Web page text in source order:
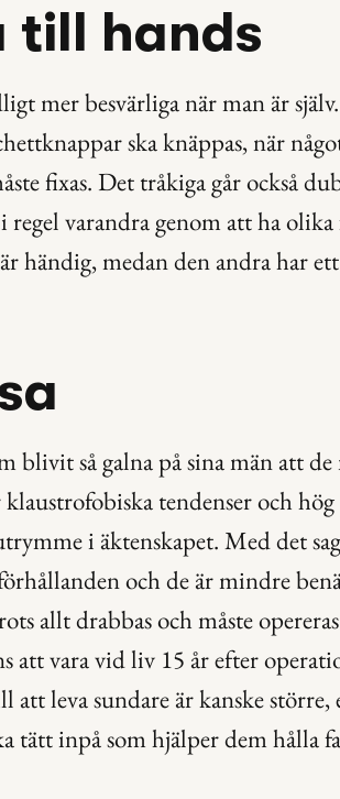
till hands
mer besvärliga när man är
ska knäppas, när
fixas. Det tråkiga går också
varandra genom att ha
händig, medan den andra har ett
så galna på sina män att de
tendenser och
i äktenskapet. Med det
och de är mindre
allt drabbas och måste
att vara vid liv 15 år efter
leva sundare är kanske större,
tätt inpå som hjälper dem hålla